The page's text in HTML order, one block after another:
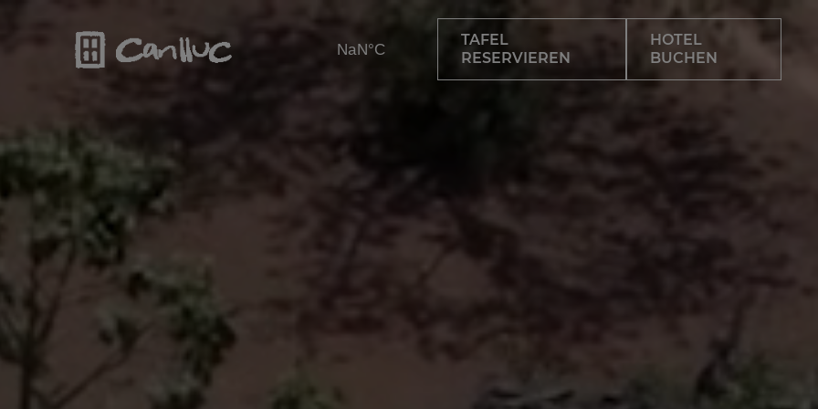
TAFEL
RESERVIEREN
HOTEL
BUCHEN